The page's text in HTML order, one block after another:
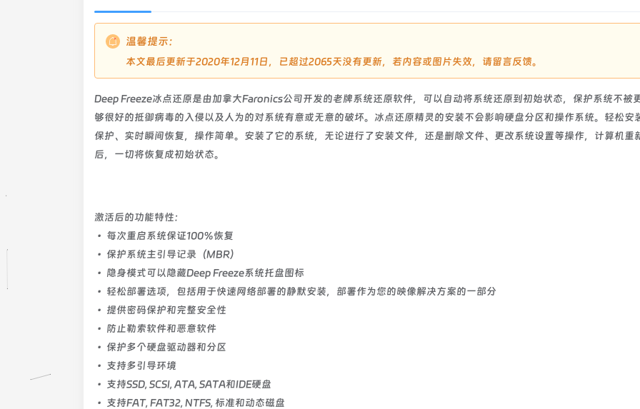
温馨提示：
本文最后更新于2020年12月11日，已超过2065天没有更新，若内容或图片失效，请留言反馈。
Deep Freeze冰点还原是由加拿大Faronics公司开发的老牌系统还原软件，可以自动将系统还原到初始状态，保护系统不被
够很好的抵御病毒的入侵以及人为的对系统有意或无意的破坏。冰点还原精灵的安装不会影响硬盘分区和操作系统。轻松安
保护、实时瞬间恢复，操作简单。安装了它的系统，无论进行了安装文件，还是删除文件、更改系统设置等操作，计算机重
后，一切将恢复成初始状态。
激活后的功能特性：
• 每次重启系统保证100％恢复
• 保护系统主引导记录（MBR）
• 隐身模式可以隐藏Deep Freeze系统托盘图标
• 轻松部署选项，包括用于快速网络部署的静默安装，部署作为您的映像解决方案的一部分
• 提供密码保护和完整安全性
• 防止勒索软件和恶意软件
• 保护多个硬盘驱动器和分区
• 支持多引导环境
• 支持SSD, SCSI, ATA, SATA和IDE硬盘
• 支持FAT, FAT32, NTFS, 标准和动态磁盘